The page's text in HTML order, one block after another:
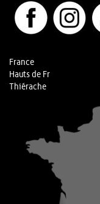
France
Hauts de Fr
Thiérache